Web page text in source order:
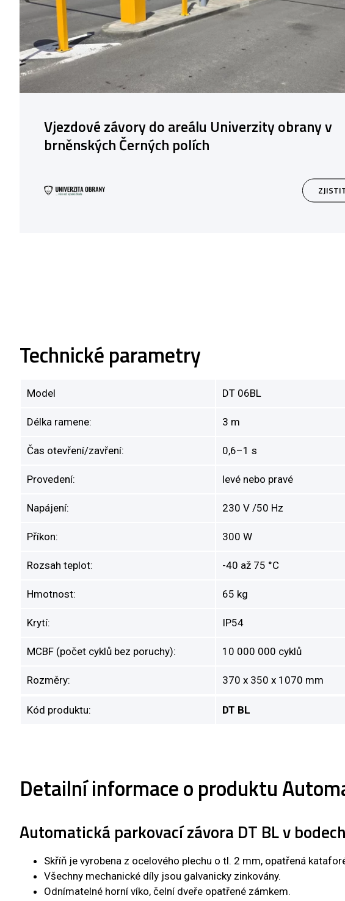
Vjezdové závory do areálu Univerzity obrany v
brněnských Černých polích
Technické parametry
Model DT 06BL
Délka ramene: 3 m
Čas otevření/zavření: 0,6–1 s
Provedení: levé nebo pravé
Napájení: 230 V /50 Hz
Příkon: 300 W
Rozsah teplot: -40 až 75 °C
Hmotnost: 65 kg
Krytí: IP54
MCBF (počet cyklů bez poruchy): 10 000 000 cyklů
Rozměry: 370 x 350 x 1070 mm
Kód produktu: DT BL
Detailní informace o produktu
Automatická parkovací závora DT BL v bodech
Skříň je vyrobena z ocelového plechu o tl. 2 mm, opatřená
Všechny mechanické díly jsou galvanicky zinkovány.
Odnímatelné horní víko, čelní dveře opatřené zámkem.